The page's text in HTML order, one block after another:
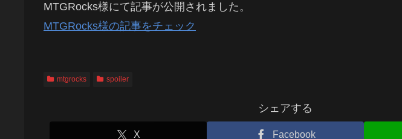
MTGRocks様にて記事が公開されました。
MTGRocks様の記事をチェック
mtgrocks spoiler
シェアする
X Facebook